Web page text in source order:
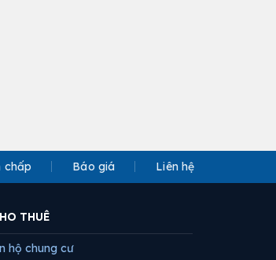
chấp Báo giá Liên hệ
THUÊ
hộ chung cư